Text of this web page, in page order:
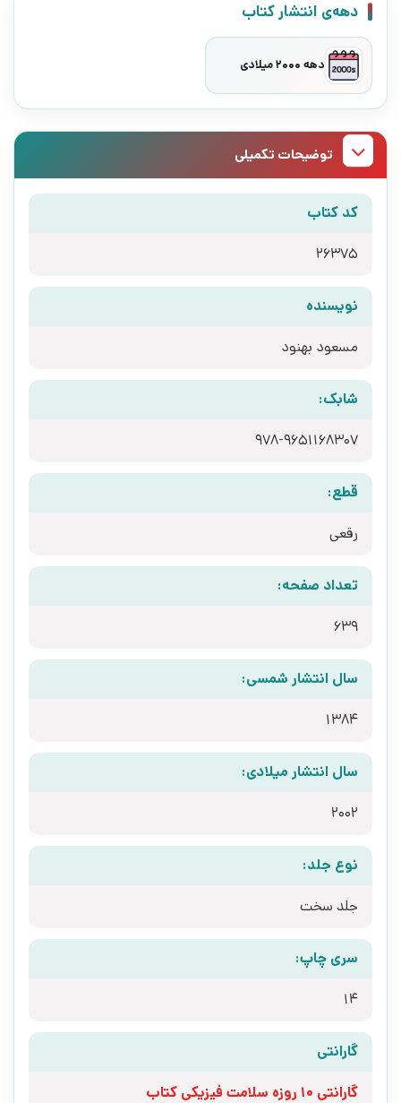
دهه‌ی انتشار کتاب
دهه 2000 میلادی
توضیحات تکمیلی
کد کتاب
26375
نویسنده
مسعود بهنود
شابک:
978-9651168307
قطع:
رقعی
تعداد صفحه:
639
سال انتشار شمسی:
1384
سال انتشار میلادی:
2002
نوع جلد:
جلد سخت
سری چاپ:
14
گارانتی
گارانتی 10 روزه سلامت فیزیکی کتاب